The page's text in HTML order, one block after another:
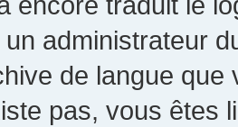
administrateur
de langue
pas, vous êtes